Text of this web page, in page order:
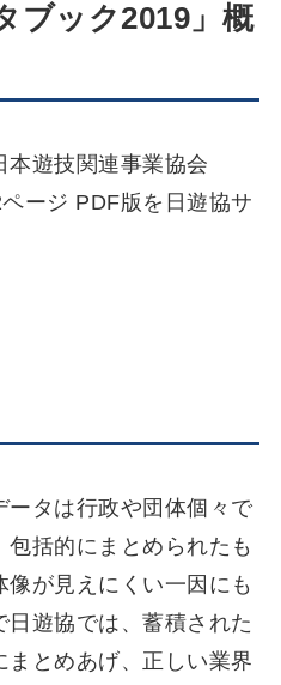
ブック2019」概
本遊技関連事業協会
ージ PDF版を日遊協サ
ータは行政や団体個々で
括的にまとめられたも
が見えにくい一因にも
遊協では、蓄積された
とめあげ、正しい業界